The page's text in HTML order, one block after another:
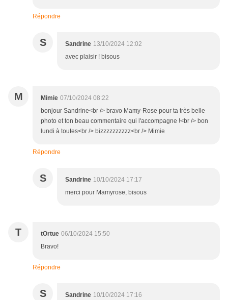
Répondre
S Sandrine 13/10/2024 12:02
avec plaisir ! bisous
M Mimie 07/10/2024 08:22
bonjour Sandrine<br /> bravo Mamy-Rose pour ta très belle
photo et ton beau commentaire qui l'accompagne !<br /> bon
lundi à toutes<br /> bizzzzzzzzzz<br /> Mimie
Répondre
S Sandrine 10/10/2024 17:17
merci pour Mamyrose, bisous
T tOrtue 06/10/2024 15:50
Bravo!
Répondre
S Sandrine 10/10/2024 17:16